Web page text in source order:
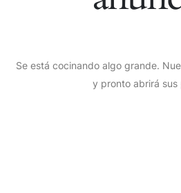
Se está cocinando algo grande.
y pronto abrirá sus